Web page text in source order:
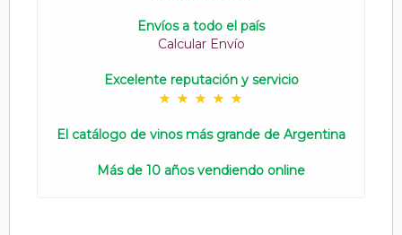
Envíos a todo el país
Calcular Envío
Excelente reputación y servicio
El catálogo de vinos más grande de Argentina
Más de 10 años vendiendo online